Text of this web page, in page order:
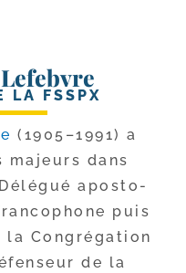
LA FSSPX
(1905–1991) a
majeurs dans
apos­to­
puis
la Congrégation
de la